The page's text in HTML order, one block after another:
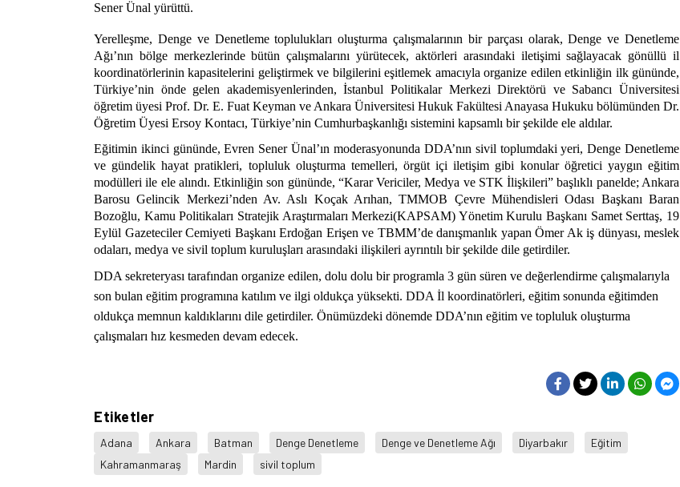
Sener Ünal yürüttü.
Yerelleşme, Denge ve Denetleme toplulukları oluşturma çalışmalarının bir parçası olarak, Denge ve Denetleme
Ağı’nın bölge merkezlerinde bütün çalışmalarını yürütecek, aktörleri arasındaki iletişimi sağlayacak gönüllü il
koordinatörlerinin kapasitelerini geliştirmek ve bilgilerini eşitlemek amacıyla organize edilen etkinliğin ilk gününde,
Türkiye’nin önde gelen akademisyenlerinden, İstanbul Politikalar Merkezi Direktörü ve Sabancı Üniversitesi
öğretim üyesi Prof. Dr. E. Fuat Keyman ve Ankara Üniversitesi Hukuk Fakültesi Anayasa Hukuku bölümünden Dr.
Öğretim Üyesi Ersoy Kontacı, Türkiye’nin Cumhurbaşkanlığı sistemini kapsamlı bir şekilde ele aldılar.
Eğitimin ikinci gününde, Evren Sener Ünal’ın moderasyonunda DDA’nın sivil toplumdaki yeri, Denge Denetleme
ve gündelik hayat pratikleri, topluluk oluşturma temelleri, örgüt içi iletişim gibi konular öğretici yaygın eğitim
modülleri ile ele alındı. Etkinliğin son gününde, “Karar Vericiler, Medya ve STK İlişkileri” başlıklı panelde; Ankara
Barosu Gelincik Merkezi’nden Av. Aslı Koçak Arıhan, TMMOB Çevre Mühendisleri Odası Başkanı Baran
Bozoğlu, Kamu Politikaları Stratejik Araştırmaları Merkezi(KAPSAM) Yönetim Kurulu Başkanı Samet Serttaş, 19
Eylül Gazeteciler Cemiyeti Başkanı Erdoğan Erişen ve TBMM’de danışmanlık yapan Ömer Ak iş dünyası, meslek
odaları, medya ve sivil toplum kuruluşları arasındaki ilişkileri ayrıntılı bir şekilde dile getirdiler.
DDA sekreteryası tarafından organize edilen, dolu dolu bir programla 3 gün süren ve değerlendirme çalışmalarıyla
son bulan eğitim programına katılım ve ilgi oldukça yüksekti. DDA İl koordinatörleri, eğitim sonunda eğitimden
oldukça memnun kaldıklarını dile getirdiler. Önümüzdeki dönemde DDA’nın eğitim ve topluluk oluşturma
çalışmaları hız kesmeden devam edecek.
Etiketler
Adana Ankara Batman Denge Denetleme Denge ve Denetleme Ağı Diyarbakır
Eğitim
Kahramanmaraş
Mardin sivil toplum